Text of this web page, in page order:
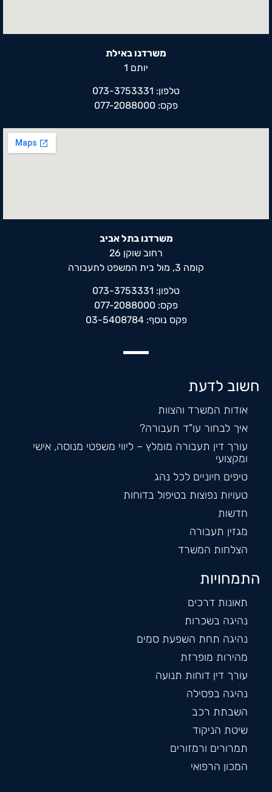
משרדנו באילת
יותם 1
טלפון: 073-3753331
פקס: 077-2088000
משרדנו בתל אביב
רחוב שוקן 26
קומה 3, מול בית המשפט לתעבורה
טלפון: 073-3753331
פקס: 077-2088000
פקס נוסף: 03-5408784
חשוב לדעת
אודות המשרד והצוות
איך לבחור עו"ד תעבורה?
עורך דין תעבורה מומלץ – ליווי משפטי מנוסה, אישי
ומקצועי
טיפים חיוניים לכל נהג
טעויות נפוצות בטיפול בדוחות
חדשות
מגזין תעבורה
הצלחות המשרד
התמחויות
תאונות דרכים
נהיגה בשכרות
נהיגה תחת השפעת סמים
מהירות מופרזת
עורך דין דוחות תנועה
נהיגה בפסילה
השבתת רכב
שיטת הניקוד
תמרורים ורמזורים
המכון הרפואי